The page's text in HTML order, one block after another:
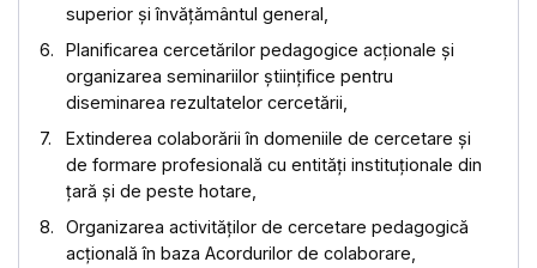
superior și învățământul general,
Planificarea cercetărilor pedagogice acționale și
organizarea seminariilor știinţifice pentru
diseminarea rezultatelor cercetării,
Extinderea colaborării în domeniile de cercetare și
de formare profesională cu entități instituționale din
țară și de peste hotare,
Organizarea activităților de cercetare pedagogică
acțională în baza Acordurilor de colaborare,